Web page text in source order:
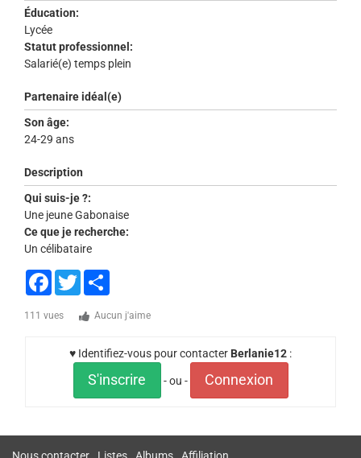
Éducation:
Lycée
Statut professionnel:
Salarié(e) temps plein
Partenaire idéal(e)
Son âge:
24-29 ans
Description
Qui suis-je ?:
Une jeune Gabonaise
Ce que je recherche:
Un célibataire
Facebook
Twitter
111 vues Aucun j'aime
♥ Identifiez-vous pour contacter Berlanie12 :
S'inscrire - ou - Connexion